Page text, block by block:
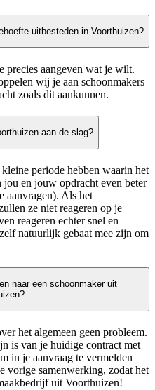
uitbesteden in Voorthuizen?
precies aangeven wat je wilt.
wij je aan schoonmakers
zoals dit aankunnen.
aan de slag?
periode hebben waarin het
en jouw opdracht even beter
aanvragen). Als het
ze niet reageren op je
reageren echter snel en
natuurlijk gebaat mee zijn om
naar een schoonmaker uit
het algemeen geen probleem.
is van je huidige contract met
in je aanvraag te vermelden
vorige samenwerking, zodat het
uit Voorthuizen!